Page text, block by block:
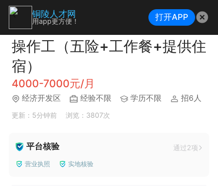
操作工（五险+工作餐+提供住
宿）
4000-7000元/月
经济开发区 经验不限 学历不限 招6人
更新：5分钟前 浏览：3807次
平台核验 通过2项
营业执照 实地核验
铜陵人才网
用app更方便！ 打开APP